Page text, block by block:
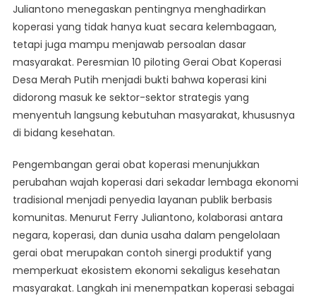
Juliantono menegaskan pentingnya menghadirkan
koperasi yang tidak hanya kuat secara kelembagaan,
tetapi juga mampu menjawab persoalan dasar
masyarakat. Peresmian 10 piloting Gerai Obat Koperasi
Desa Merah Putih menjadi bukti bahwa koperasi kini
didorong masuk ke sektor-sektor strategis yang
menyentuh langsung kebutuhan masyarakat, khususnya
di bidang kesehatan.
Pengembangan gerai obat koperasi menunjukkan
perubahan wajah koperasi dari sekadar lembaga ekonomi
tradisional menjadi penyedia layanan publik berbasis
komunitas. Menurut Ferry Juliantono, kolaborasi antara
negara, koperasi, dan dunia usaha dalam pengelolaan
gerai obat merupakan contoh sinergi produktif yang
memperkuat ekosistem ekonomi sekaligus kesehatan
masyarakat. Langkah ini menempatkan koperasi sebagai